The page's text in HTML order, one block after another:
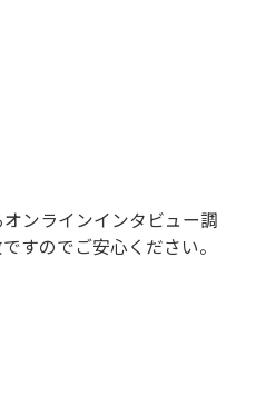
ンラインインタビュー調
すのでご安心ください。